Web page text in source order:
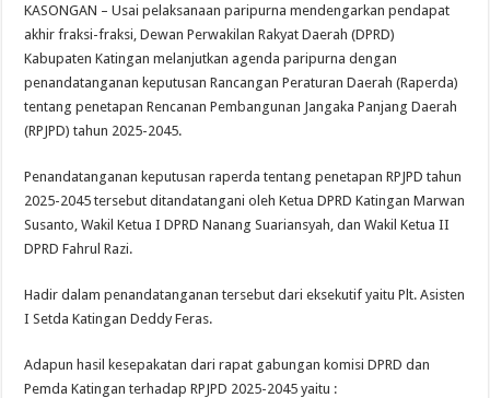
KASONGAN – Usai pelaksanaan paripurna mendengarkan pendapat
akhir fraksi-fraksi, Dewan Perwakilan Rakyat Daerah (DPRD)
Kabupaten Katingan melanjutkan agenda paripurna dengan
penandatanganan keputusan Rancangan Peraturan Daerah (Raperda)
tentang penetapan Rencanan Pembangunan Jangaka Panjang Daerah
(RPJPD) tahun 2025-2045.
Penandatanganan keputusan raperda tentang penetapan RPJPD tahun
2025-2045 tersebut ditandatangani oleh Ketua DPRD Katingan Marwan
Susanto, Wakil Ketua I DPRD Nanang Suariansyah, dan Wakil Ketua II
DPRD Fahrul Razi.
Hadir dalam penandatanganan tersebut dari eksekutif yaitu Plt. Asisten
I Setda Katingan Deddy Feras.
Adapun hasil kesepakatan dari rapat gabungan komisi DPRD dan
Pemda Katingan terhadap RPJPD 2025-2045 yaitu :